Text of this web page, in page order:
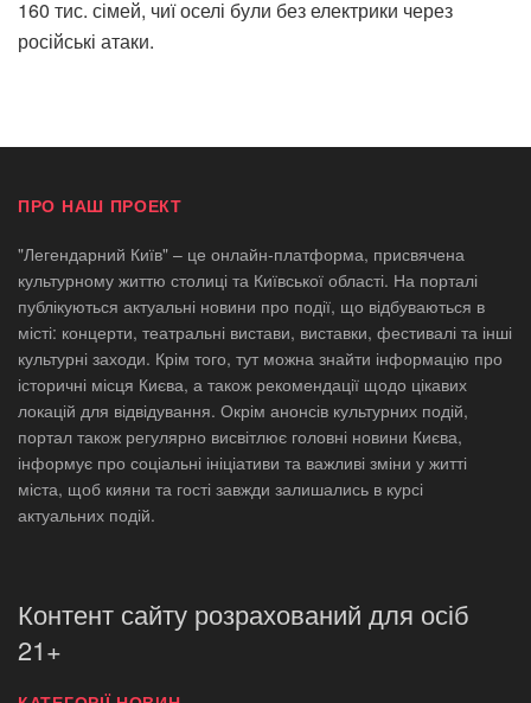
160 тис. сімей, чиї оселі були без електрики через
російські атаки.
ПРО НАШ ПРОЕКТ
"Легендарний Київ" – це онлайн-платформа, присвячена
культурному життю столиці та Київської області. На порталі
публікуються актуальні новини про події, що відбуваються в
місті: концерти, театральні вистави, виставки, фестивалі та інші
культурні заходи. Крім того, тут можна знайти інформацію про
історичні місця Києва, а також рекомендації щодо цікавих
локацій для відвідування. Окрім анонсів культурних подій,
портал також регулярно висвітлює головні новини Києва,
інформує про соціальні ініціативи та важливі зміни у житті
міста, щоб кияни та гості завжди залишались в курсі
актуальних подій.
Контент сайту розрахований для осіб
21+